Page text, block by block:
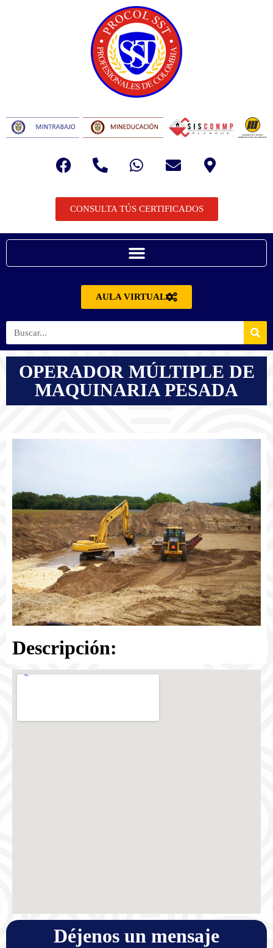
CONSULTA TÚS CERTIFICADOS
AULA VIRTUAL
OPERADOR MÚLTIPLE DE
MAQUINARIA PESADA
Descripción:
Déjenos un mensaje